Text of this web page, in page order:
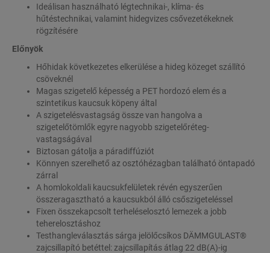
Ideálisan használható légtechnikai-, klíma- és
hűtéstechnikai, valamint hidegvizes csővezetékeknek
rögzítésére
Előnyök
Hőhidak következetes elkerülése a hideg közeget szállító
csöveknél
Magas szigetelő képesség a PET hordozó elem és a
szintetikus kaucsuk köpeny által
A szigetelésvastagság össze van hangolva a
szigetelőtömlők egyre nagyobb szigetelőréteg-
vastagságával
Biztosan gátolja a páradiffúziót
Könnyen szerelhető az osztóhézagban található öntapadó
zárral
A homlokoldali kaucsukfelületek révén egyszerűen
összeragasztható a kaucsukból álló csőszigeteléssel
Fixen összekapcsolt terheléselosztó lemezek a jobb
teherelosztáshoz
Testhangleválasztás sárga jelölőcsíkos DÄMMGULAST®
zajcsillapító betéttel: zajcsillapítás átlag 22 dB(A)-ig